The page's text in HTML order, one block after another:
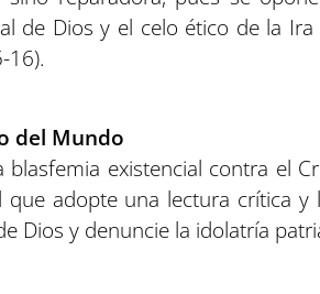
de Dios y el celo ético de la
16).
del Mundo
existencial contra el
adopte una lectura crítica y
Dios y denuncie la idolatría